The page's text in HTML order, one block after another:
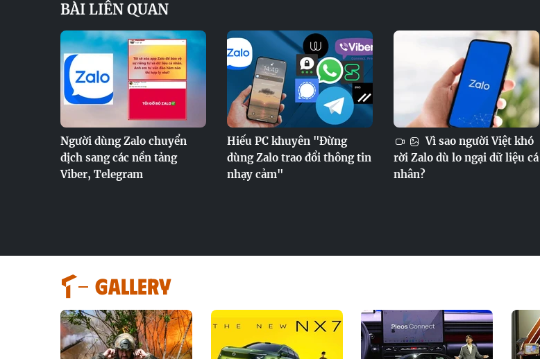
BÀI LIÊN QUAN
Người dùng Zalo chuyển
dịch sang các nền tảng
Viber, Telegram
Hiếu PC khuyên "Đừng
dùng Zalo trao đổi thông tin
nhạy cảm"
Vì sao người Việt khó
rời Zalo dù lo ngại dữ liệu cá
nhân?
GALLERY